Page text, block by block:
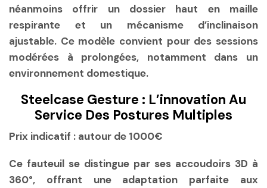
néanmoins offrir un dossier haut en maille
respirante et un mécanisme d’inclinaison
ajustable. Ce modèle convient pour des sessions
modérées à prolongées, notamment dans un
environnement domestique.
Steelcase Gesture : L’innovation Au
Service Des Postures Multiples
Prix indicatif : autour de 1000€
Ce fauteuil se distingue par ses accoudoirs 3D à
360°, offrant une adaptation parfaite aux